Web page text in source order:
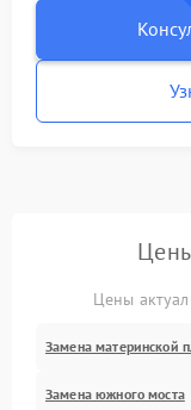
Цены
Замена материнской
Замена южного моста